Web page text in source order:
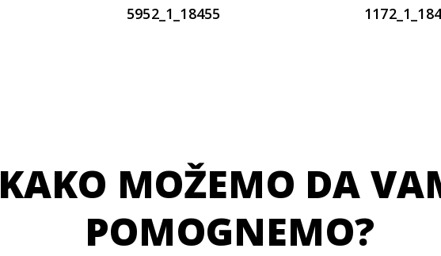
5952_1_18455
KAKO MOŽEMO DA
POMOGNEMO?